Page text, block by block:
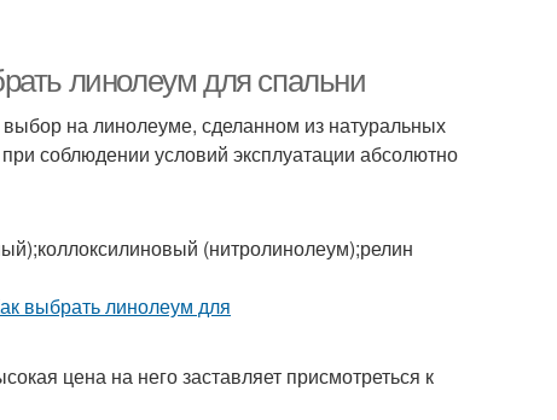
линолеум для спальни
на линолеуме, сделанном из натуральных
соблюдении условий эксплуатации абсолютно
(нитролинолеум);релин
цена на него заставляет присмотреться к